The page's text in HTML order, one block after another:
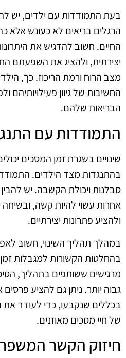
בעת התמודדות עם ילדים, יש
הרגלים בריאים לא כעונש אלא
החיים. חשוב להדגיש את
יצירתית, ולהציג את השפעתם
מצב הרוח ורמת הריכוז. כך,
החשיבות של גיוון פעילויותיהם
הבריאות שלהם.
התמודדות עם
שינויים בשגרת זמן המסכים
בהתנגדות מצד הילדים.
סבלנות ויכולת הקשבה. יש
אחרות עשוי להיות קשה,
ולהציע פתרונות יצירתיים.
במהלך תהליך השינוי, חשוב
בהחלטות הקשורות למגבלות
מרגישים ששותפים בתהליך,
גבוה יותר. ניתן גם להציע
בכללים שנקבעו, כדי לעודד את
של חיי מסכים מאוזנים.
חיזוק הקשר